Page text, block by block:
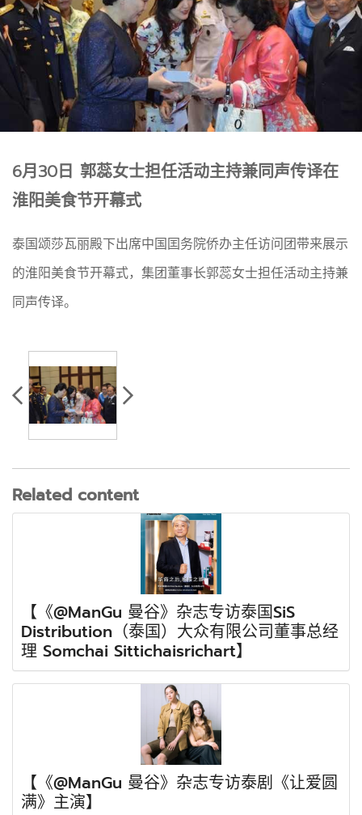
6月30日 郭蕊女士担任活动主持兼同声传译在
淮阳美食节开幕式
泰国颂莎瓦丽殿下出席中国囯务院侨办主任访问团带来展示
的淮阳美食节开幕式，集团董事长郭蕊女士担任活动主持兼
同声传译。
Related content
【《@ManGu 曼谷》杂志专访泰国SiS
Distribution（泰国）大众有限公司董事总经
理 Somchai Sittichaisrichart】
【《@ManGu 曼谷》杂志专访泰剧《让爱圆
满》主演】